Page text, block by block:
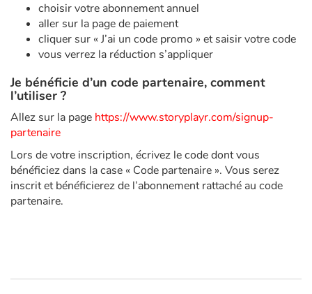
Fable, mythe, littérature et poésie
Princesses et princes, rois, reines et dragons
Ogres, monstres et sorcières
Héroïnes et héros
Écologie, nature, saisons
Les animaux
choisir votre abonnement annuel
aller sur la page de paiement
cliquer sur « J’ai un code promo » et saisir votre code
vous verrez la réduction s’appliquer
Je bénéficie d’un code partenaire, comment
l’utiliser ?
Allez sur la page https://www.storyplayr.com/signup-
partenaire
Lors de votre inscription, écrivez le code dont vous
bénéficiez dans la case « Code partenaire ». Vous serez
inscrit et bénéficierez de l’abonnement rattaché au code
partenaire.